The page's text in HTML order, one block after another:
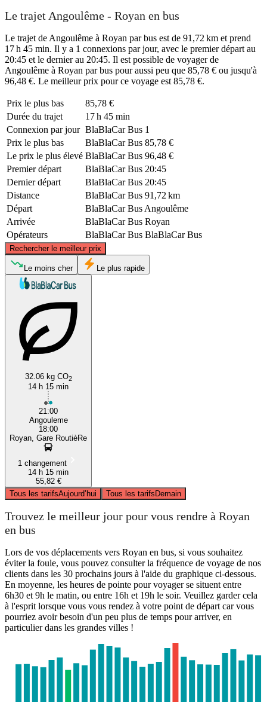
Le trajet Angoulême - Royan en bus
Le trajet de Angoulême à Royan par bus est de 91,72 km et prend
17 h 45 min. Il y a 1 connexions par jour, avec le premier départ au
20:45 et le dernier au 20:45. Il est possible de voyager de
Angoulême à Royan par bus pour aussi peu que 85,78 € ou jusqu'à
96,48 €. Le meilleur prix pour ce voyage est 85,78 €.
Prix ​​le plus bas
85,78 €
Durée du trajet
17 h 45 min
Connexion par jour BlaBlaCar Bus 1
Prix ​​le plus bas
BlaBlaCar Bus 85,78 €
Le prix le plus élevé BlaBlaCar Bus 96,48 €
Premier départ
BlaBlaCar Bus 20:45
Dernier départ
BlaBlaCar Bus 20:45
Distance
BlaBlaCar Bus 91,72 km
Départ
BlaBlaCar Bus Angoulême
Arrivée
BlaBlaCar Bus Royan
Opérateurs
BlaBlaCar Bus BlaBlaCar Bus
Rechercher le meilleur prix
Royan
© CARTO, ©OpenStreetMap
Le moins cher Le plus rapide
32.06 kg CO2
14 h 15 min
21:00
Angouleme
18:00
Royan, Gare RoutièRe
1 changement
14 h 15 min
55,82 €
Tous les tarifsAujourd’hui Tous les tarifsDemain
Trouvez le meilleur jour pour vous rendre à Royan
en bus
Lors de vos déplacements vers Royan en bus, si vous souhaitez
éviter la foule, vous pouvez consulter la fréquence de voyage de nos
clients dans les 30 prochains jours à l'aide du graphique ci-dessous.
En moyenne, les heures de pointe pour voyager se situent entre
6h30 et 9h le matin, ou entre 16h et 19h le soir. Veuillez garder cela
à l'esprit lorsque vous vous rendez à votre point de départ car vous
pourriez avoir besoin d'un peu plus de temps pour arriver, en
particulier dans les grandes villes !